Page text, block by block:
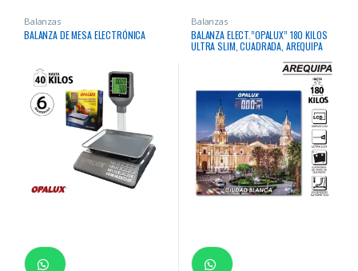
Balanzas
BALANZA DE MESA ELECTRÓNICA
Balanzas
BALANZA ELECT.”OPALUX” 180 KILOS
ULTRA SLIM, CUADRADA, AREQUIPA